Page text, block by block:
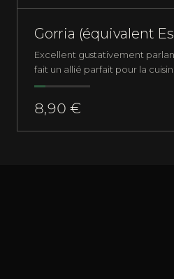
Gorria (équivalent
Excellent gustativement
fait un allié parfait pour la
8,90 €